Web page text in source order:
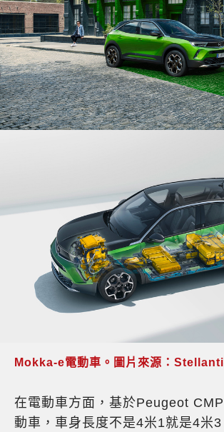
Mokka-e電動車。圖片來源：
在電動車方面，基於Peugeot
動車，車身長度不是4米1就是4米